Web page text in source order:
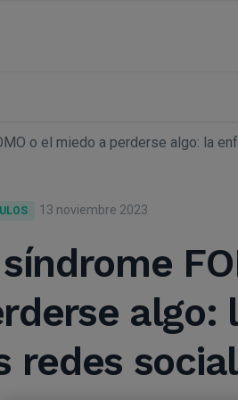
o el miedo a perderse algo: la
13 noviembre 2023
algo:
redes